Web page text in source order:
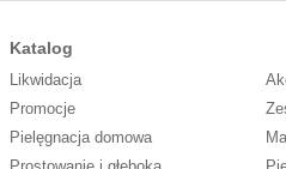
Katalog
Likwidacja
Promocje
Pielęgnacja domowa